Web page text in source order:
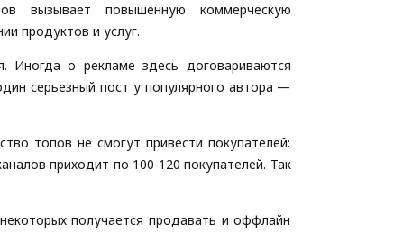
вызывает повышенную коммерческую
продуктов и услуг.
о рекламе здесь договариваются
серьезный пост у популярного автора —
топов не смогут привести покупателей:
приходит по 100-120 покупателей. Так
получается продавать и оффлайн